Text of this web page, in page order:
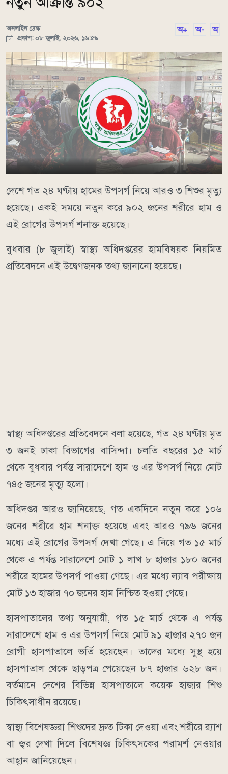
অনলাইন ডেস্ক
প্রকাশ: ০৮ জুলাই, ২০২৬, ১৬:৫৯
অ+ অ- অ
দেশে গত ২৪ ঘণ্টায় হামের উপসর্গ নিয়ে আরও ৩ শিশুর মৃত্যু
হয়েছে। একই সময়ে নতুন করে ৯০২ জনের শরীরে হাম ও
এই রোগের উপসর্গ শনাক্ত হয়েছে।
বুধবার (৮ জুলাই) স্বাস্থ্য অধিদপ্তরের হামবিষয়ক নিয়মিত
প্রতিবেদনে এই উদ্বেগজনক তথ্য জানানো হয়েছে।
স্বাস্থ্য অধিদপ্তরের প্রতিবেদনে বলা হয়েছে, গত ২৪ ঘণ্টায় মৃত
৩ জনই ঢাকা বিভাগের বাসিন্দা। চলতি বছরের ১৫ মার্চ
থেকে বুধবার পর্যন্ত সারাদেশে হাম ও এর উপসর্গ নিয়ে মোট
৭৪৫ জনের মৃত্যু হলো।
অধিদপ্তর আরও জানিয়েছে, গত একদিনে নতুন করে ১০৬
জনের শরীরে হাম শনাক্ত হয়েছে এবং আরও ৭৯৬ জনের
মধ্যে এই রোগের উপসর্গ দেখা গেছে। এ নিয়ে গত ১৫ মার্চ
থেকে এ পর্যন্ত সারাদেশে মোট ১ লাখ ৮ হাজার ১৮০ জনের
শরীরে হামের উপসর্গ পাওয়া গেছে। এর মধ্যে ল্যাব পরীক্ষায়
মোট ১৩ হাজার ৭০ জনের হাম নিশ্চিত হওয়া গেছে।
হাসপাতালের তথ্য অনুযায়ী, গত ১৫ মার্চ থেকে এ পর্যন্ত
সারাদেশে হাম ও এর উপসর্গ নিয়ে মোট ৯১ হাজার ২৭০ জন
রোগী হাসপাতালে ভর্তি হয়েছেন। তাদের মধ্যে সুস্থ হয়ে
হাসপাতাল থেকে ছাড়পত্র পেয়েছেন ৮৭ হাজার ৬২৮ জন।
বর্তমানে দেশের বিভিন্ন হাসপাতালে কয়েক হাজার শিশু
চিকিৎসাধীন রয়েছে।
স্বাস্থ্য বিশেষজ্ঞরা শিশুদের দ্রুত টিকা দেওয়া এবং শরীরে র‍্যাশ
বা জ্বর দেখা দিলে বিশেষজ্ঞ চিকিৎসকের পরামর্শ নেওয়ার
আহ্বান জানিয়েছেন।